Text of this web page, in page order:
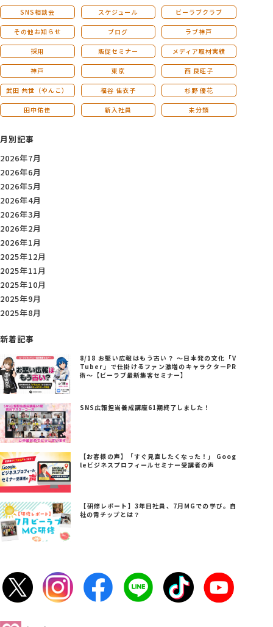
SNS相談会 スケジュール ビーラブクラブ
その他お知らせ ブログ ラブ神戸
採用 販促セミナー メディア取材実績
神戸 東京 西 良旺子
武田 共世（やんこ） 福谷 佳衣子 杉野 優花
田中佑佳 新入社員 未分類
月別記事
2026年7月
2026年6月
2026年5月
2026年4月
2026年3月
2026年2月
2026年1月
2025年12月
2025年11月
2025年10月
2025年9月
2025年8月
新着記事
8/18 お堅い広報はもう古い？ ～日本発の文化「V
Tuber」で仕掛けるファン激増のキャラクターPR
術～【ビーラブ最新集客セミナー】
SNS広報担当養成講座61期終了しました！
【お客様の声】「すぐ見直したくなった！」 Goog
leビジネスプロフィールセミナー受講者の声
【研修レポート】3年目社員、7月MGでの学び。自
社の青チップとは？